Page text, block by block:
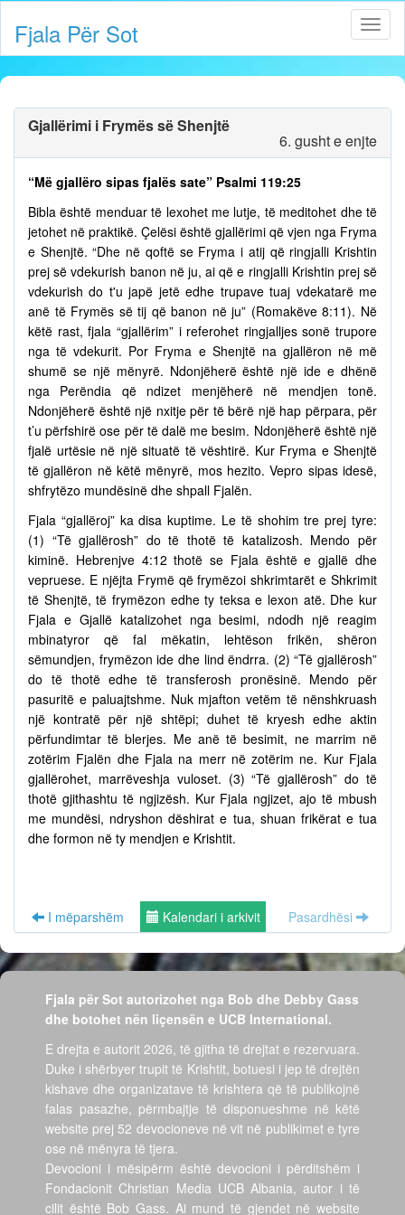
Fjala Për Sot
Gjallërimi i Frymës së Shenjtë
6. gusht e enjte
“Më gjallëro sipas fjalës sate” Psalmi 119:25
Bibla është menduar të lexohet me lutje, të meditohet dhe të
jetohet në praktikë. Çelësi është gjallërimi që vjen nga Fryma
e Shenjtë. “Dhe në qoftë se Fryma i atij që ringjalli Krishtin
prej së vdekurish banon në ju, ai që e ringjalli Krishtin prej së
vdekurish do t'u japë jetë edhe trupave tuaj vdekatarë me
anë të Frymës së tij që banon në ju” (Romakëve 8:11). Në
këtë rast, fjala “gjallërim” i referohet ringjalljes sonë trupore
nga të vdekurit. Por Fryma e Shenjtë na gjallëron në më
shumë se një mënyrë. Ndonjëherë është një ide e dhënë
nga Perëndia që ndizet menjëherë në mendjen tonë.
Ndonjëherë është një nxitje për të bërë një hap përpara, për
t’u përfshirë ose për të dalë me besim. Ndonjëherë është një
fjalë urtësie në një situatë të vështirë. Kur Fryma e Shenjtë
të gjallëron në këtë mënyrë, mos hezito. Vepro sipas idesë,
shfrytëzo mundësinë dhe shpall Fjalën.
Fjala “gjallëroj” ka disa kuptime. Le të shohim tre prej tyre:
(1) “Të gjallërosh” do të thotë të katalizosh. Mendo për
kiminë. Hebrenjve 4:12 thotë se Fjala është e gjallë dhe
vepruese. E njëjta Frymë që frymëzoi shkrimtarët e Shkrimit
të Shenjtë, të frymëzon edhe ty teksa e lexon atë. Dhe kur
Fjala e Gjallë katalizohet nga besimi, ndodh një reagim
mbinatyror që fal mëkatin, lehtëson frikën, shëron
sëmundjen, frymëzon ide dhe lind ëndrra. (2) “Të gjallërosh”
do të thotë edhe të transferosh pronësinë. Mendo për
pasuritë e paluajtshme. Nuk mjafton vetëm të nënshkruash
një kontratë për një shtëpi; duhet të kryesh edhe aktin
përfundimtar të blerjes. Me anë të besimit, ne marrim në
zotërim Fjalën dhe Fjala na merr në zotërim ne. Kur Fjala
gjallërohet, marrëveshja vuloset. (3) “Të gjallërosh” do të
thotë gjithashtu të ngjizësh. Kur Fjala ngjizet, ajo të mbush
me mundësi, ndryshon dëshirat e tua, shuan frikërat e tua
dhe formon në ty mendjen e Krishtit.
I mëparshëm Kalendari i arkivit Pasardhësi
Fjala për Sot autorizohet nga Bob dhe Debby Gass
dhe botohet nën liçensën e UCB International.
E drejta e autorit 2026, të gjitha të drejtat e rezervuara.
Duke i shërbyer trupit të Krishtit, botuesi i jep të drejtën
kishave dhe organizatave të krishtera që të publikojnë
falas pasazhe, përmbajtje të disponueshme në këtë
website prej 52 devocioneve në vit në publikimet e tyre
ose në mënyra të tjera.
Devocioni i mësipërm është devocioni i përditshëm i
Fondacionit Christian Media UCB Albania, autor i të
cilit është Bob Gass. Ai mund të gjendet në website